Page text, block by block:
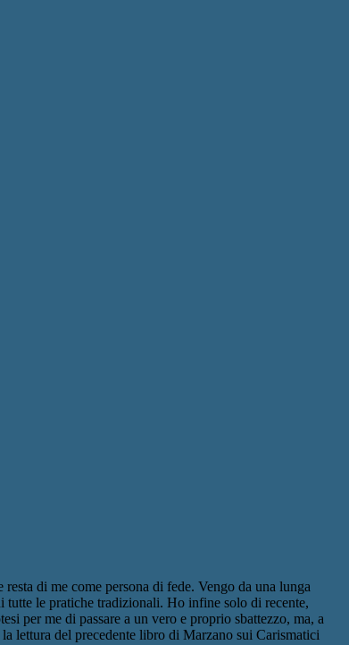
di me come persona di fede. Vengo da una lunga
tutte le pratiche tradizionali. Ho infine solo di recente,
per me di passare a un vero e proprio sbattezzo, ma, a
lettura del precedente libro di Marzano sui Carismatici